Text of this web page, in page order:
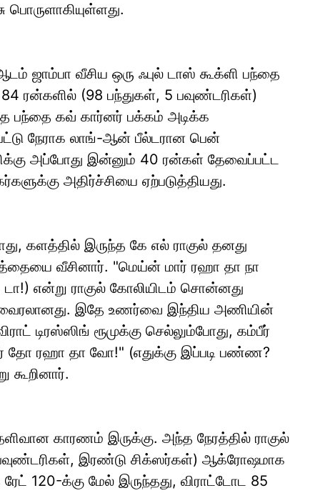
பொருளாகியுள்ளது.
ஜாம்பா வீசிய ஒரு ஃபுல் டாஸ் கூக்ளி பந்தை
ரன்களில் (98 பந்துகள், 5 பவுண்டரிகள்)
பந்தை கவ் கார்னர் பக்கம் அடிக்க
பட்டு நேராக லாங்-ஆன் பீல்டரான பென்
அப்போது இன்னும் 40 ரன்கள் தேவைப்பட்ட
அதிர்ச்சியை ஏற்படுத்தியது.
களத்தில் இருந்த கே எல் ராகுல் தனது
வீசினார். "மெய்ன் மார் ரஹா தா நா
டா!) என்று ராகுல் கோலியிடம் சொன்னது
வைரலானது. இதே உணர்வை இந்திய அணியின்
டிரஸ்ஸிங் ரூமுக்கு செல்லும்போது, கம்பீர்
தோ ரஹா தா வோ!" (எதுக்கு இப்படி பண்ண?
கூறினார்.
காரணம் இருக்கு. அந்த நேரத்தில் ராகுல்
இரண்டு சிக்ஸர்கள்) ஆக்ரோஷமாக
120-க்கு மேல் இருந்தது, விராட்டோட 85